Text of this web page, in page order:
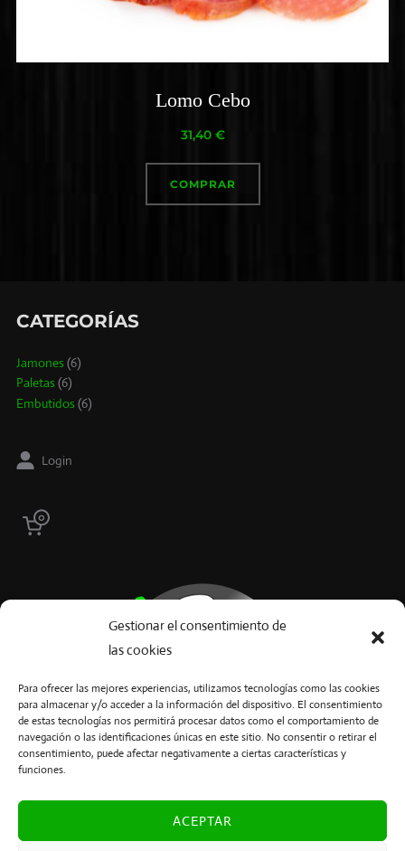
Gestionar el consentimiento de
las cookies
Para ofrecer las mejores experiencias, utilizamos tecnologías como las cookies
para almacenar y/o acceder a la información del dispositivo. El consentimiento
de estas tecnologías nos permitirá procesar datos como el comportamiento de
navegación o las identificaciones únicas en este sitio. No consentir o retirar el
consentimiento, puede afectar negativamente a ciertas características y
funciones.
ACEPTAR
Lomo Cebo
31,40 €
COMPRAR
CATEGORÍAS
Jamones(6)
Paletas(6)
Embutidos(6)
Login
0
Teléfono:652 94 34 68
Torremocha (Cáceres)